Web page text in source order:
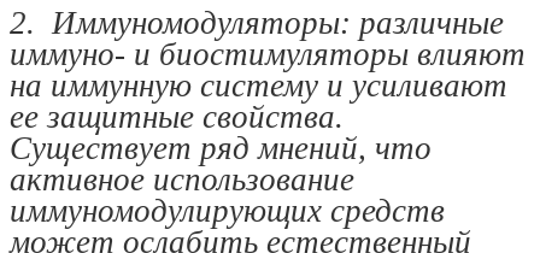
2. Иммуномодуляторы: различные
иммуно- и биостимуляторы влияют
на иммунную систему и усиливают
ее защитные свойства.
Существует ряд мнений, что
активное использование
иммуномодулирующих средств
может ослабить естественный